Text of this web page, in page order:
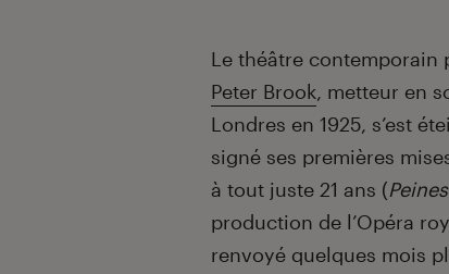
Introduction
Le théâtre contemporain
Peter Brook, metteur en
Londres en 1925, s’est
signé ses premières
à tout juste 21 ans (
production de l’Opéra
renvoyé quelques mois